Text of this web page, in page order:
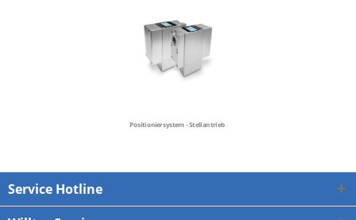
Positioniersystem - Stellantrieb
Service Hotline